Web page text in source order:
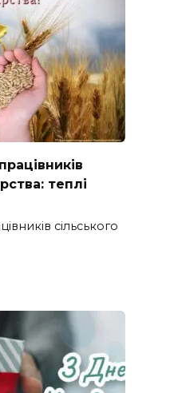
теплі
сільського